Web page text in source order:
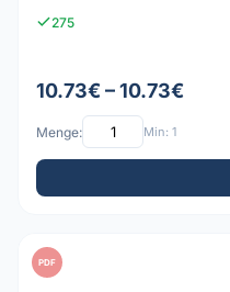
275
10.73€ – 10.73€
Menge: Min: 1
PDF